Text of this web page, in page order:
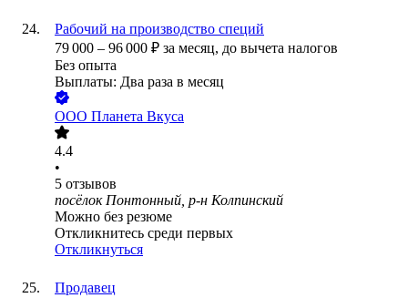
Рабочий на производство специй
79 000 – 96 000 ₽ за месяц, до вычета налогов
Без опыта
Выплаты: Два раза в месяц
ООО Планета Вкуса
4.4
•
5 отзывов
посёлок Понтонный, р-н Колпинский
Можно без резюме
Откликнитесь среди первых
Откликнуться
Продавец